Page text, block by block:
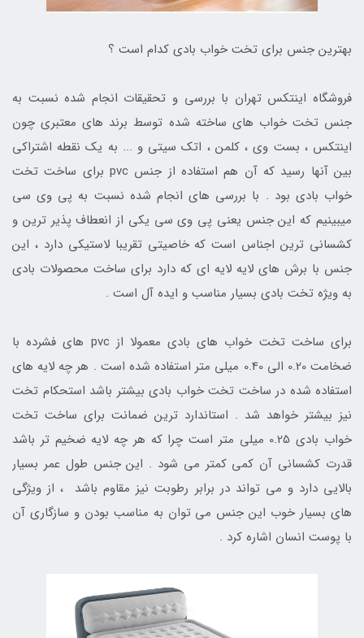
بهترین جنس برای تخت خواب بادی کدام است ؟
فروشگاه اینتکس تهران با بررسی و تحقیقات انجام شده نسبت به
جنس تخت خواب های ساخته شده توسط برند های معتبری چون
اینتکس ، بست وی ، کلمن ، اتک سیتی و ... به یک نقطه اشتراکی
بین آنها رسید که آن هم استفاده از جنس pvc برای ساخت تخت
خواب بادی بود . با بررسی های انجام شده نسبت به پی وی سی
میبینیم که این جنس یعنی پی وی سی یکی از انعطاف پذیر ترین و
کشسانی ترین اجناس است که خاصیتی تقریبا لاستیکی دارد ، این
جنس با برش های لایه لایه ای که دارد برای ساخت محصولات بادی
به ویژه تخت بادی بسیار مناسب و ایده آل است .
برای ساخت تخت خواب های بادی معمولا از pvc های فشرده با
ضخامت 0.20 الی 0.40 میلی متر استفاده شده است . هر چه لایه های
استفاده شده در ساخت تخت خواب بادی بیشتر باشد استحکام تخت
نیز بیشتر خواهد شد . استاندارد ترین ضمانت برای ساخت تخت
خواب بادی 0.25 میلی متر است چرا که هر چه لایه ضخیم تر باشد
قدرت کشسانی آن کمی کمتر می شود . این جنس طول عمر بسیار
بالایی دارد و می تواند در برابر رطوبت نیز مقاوم باشد ، از ویژگی
های بسیار خوب این جنس می توان به مناسب بودن و سازگاری آن
با پوست انسان اشاره کرد .